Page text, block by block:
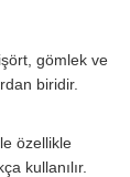
gömlek ve
biridir.
özellikle
kullanılır.